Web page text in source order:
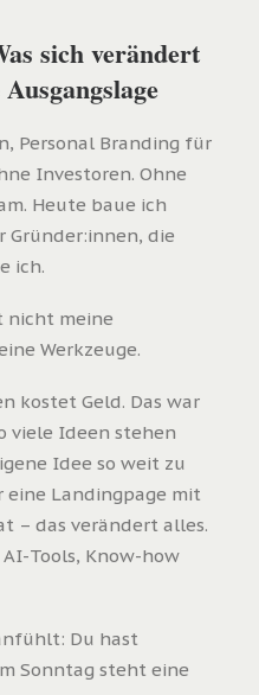
sich verändert
Personal Branding für
Investoren. Ohne
Heute baue ich
Gründer:innen, die
ich.
nicht meine
Werkzeuge.
kostet Geld. Das war
viele Ideen stehen
Idee so weit zu
eine Landingpage mit
– das verändert alles.
Tools, Know-how
Du hast
Sonntag steht eine